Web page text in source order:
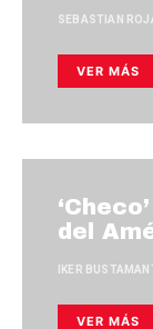
SEBASTIAN
VER MÁS
del
IKER
VER MÁS